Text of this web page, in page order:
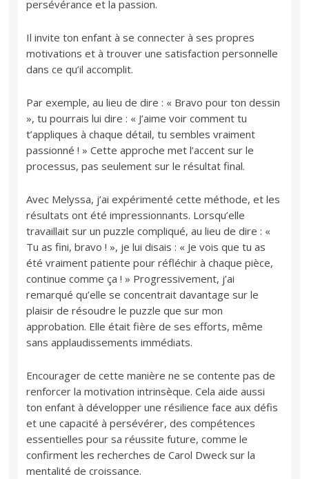
persévérance et la passion.
Il invite ton enfant à se connecter à ses propres
motivations et à trouver une satisfaction personnelle
dans ce qu’il accomplit.
Par exemple, au lieu de dire : « Bravo pour ton dessin
», tu pourrais lui dire : « J’aime voir comment tu
t’appliques à chaque détail, tu sembles vraiment
passionné ! » Cette approche met l’accent sur le
processus, pas seulement sur le résultat final.
Avec Melyssa, j’ai expérimenté cette méthode, et les
résultats ont été impressionnants. Lorsqu’elle
travaillait sur un puzzle compliqué, au lieu de dire : «
Tu as fini, bravo ! », je lui disais : « Je vois que tu as
été vraiment patiente pour réfléchir à chaque pièce,
continue comme ça ! » Progressivement, j’ai
remarqué qu’elle se concentrait davantage sur le
plaisir de résoudre le puzzle que sur mon
approbation. Elle était fière de ses efforts, même
sans applaudissements immédiats.
Encourager de cette manière ne se contente pas de
renforcer la motivation intrinsèque. Cela aide aussi
ton enfant à développer une résilience face aux défis
et une capacité à persévérer, des compétences
essentielles pour sa réussite future, comme le
confirment les recherches de Carol Dweck sur la
mentalité de croissance.